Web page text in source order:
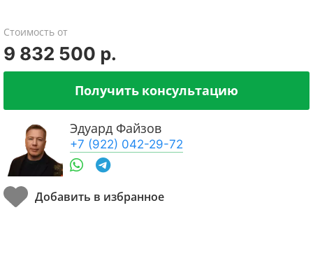
Стоимость от
9 832 500 р.
Получить консультацию
Эдуард Файзов
+7 (922) 042-29-72